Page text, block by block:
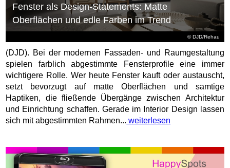
© DJD/Rehau
Fenster als Design-Statements: Matte
Oberflächen und edle Farben im Trend
(DJD). Bei der modernen Fassaden- und Raumgestaltung
spielen farblich abgestimmte Fensterprofile eine immer
wichtigere Rolle. Wer heute Fenster kauft oder austauscht,
setzt bevorzugt auf matte Oberflächen und samtige
Haptiken, die fließende Übergänge zwischen Architektur
und Einrichtung schaffen. Gerade im Interior Design lassen
sich mit abgestimmten Rahmen... weiterlesen